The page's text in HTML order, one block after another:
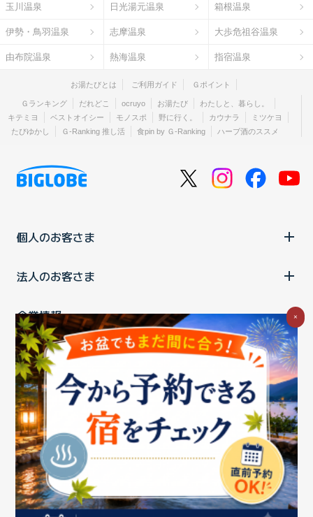
玉川温泉 日光湯元温泉 箱根温泉
伊勢・鳥羽温泉 志摩温泉 大歩危祖谷温泉
由布院温泉 熱海温泉 指宿温泉
お湯たびとは ご利用ガイド Ｇポイント
Ｇランキング だれどこ ocruyo お湯たび
わたしと、暮らし。
キテミヨ
ベストオイシー モノスポ 野に行く。 カウナラ
ミツケヨ
たびゆかし
Ｇ-Ranking 推し活 食pin by Ｇ-Ranking ハーブ酒のススメ
個人のお客さま
法人のお客さま
企業情報
ご利用中の方
お問い合わせ消費税の表示 ウェブアクセシビリティの取り組み
個人情報保護ポリシープライバシーポータル
Cookieポリシー
特定商取引法に基づく表記情報セキュリティ基本方針
商標についてBIGLOBEトップ
×